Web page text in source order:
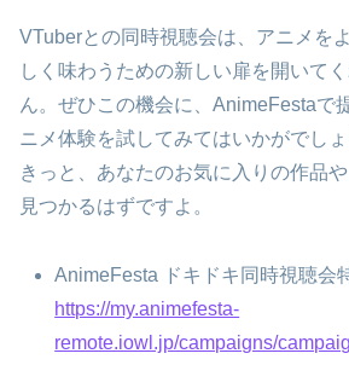
VTuberとの同時視聴会は、アニメを
しく味わうための新しい扉を開いて
ん。ぜひこの機会に、AnimeFestaで
ニメ体験を試してみてはいかがでしょ
きっと、あなたのお気に入りの作品
見つかるはずですよ。
AnimeFesta ドキドキ同時視聴会
https://my.animefesta-
remote.iowl.jp/campaigns/